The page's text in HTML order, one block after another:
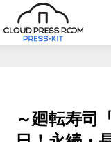
～廻転寿司